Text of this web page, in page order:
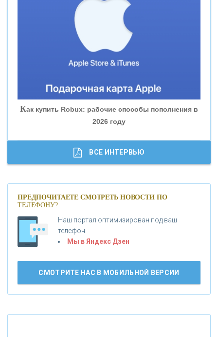
«ВНЕШПРОМБАНК»
«БАНК ГЛОБЭКС»
«СОВКОМБАНК»
«ГАЗПРОМБАНК»
«МОСКОВСКИЙ КРЕДИТНЫЙ БАНК»
«БАНК ВОЗРОЖДЕНИЕ»
АО «КРЕДИТ ЕВРОПА БАНК»
Как купить Robux: рабочие способы пополнения в
2026 году
Банки.ру обновил логотип впервые за 19 лет -
ВСЕ ИНТЕРВЬЮ
ПРЕДПОЧИТАЕТЕ СМОТРЕТЬ НОВОСТИ ПО
ТЕЛЕФОНУ?
Наш портал оптимизирован под ваш
телефон.
Мы в Яндекс Дзен
СМОТРИТЕ НАС В МОБИЛЬНОЙ ВЕРСИИ